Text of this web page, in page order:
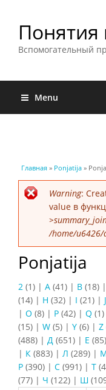
Понятия
Вспомогательный
Menu
Вы здесь
Главная » Ponjatija »
Warning:
value в
/home/
Ponjatija
2 (1) | A (41) | B (18) |
(14) | H (32) | I (21) | J
| O (8) | P (42) | Q (1)
(15) | W (5) | Y (6) | Z
(488) | Д (651) | Е (85)
| К (883) | Л (289) |
Р (390) | С (991) | Т
(77) | Ч (122) | Ш